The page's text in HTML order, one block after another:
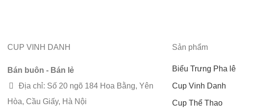
CUP VINH DANH
Bán buôn - Bán lẻ
Địa chỉ: Số 20 ngõ 184 Hoa Bằng, Yên
Hòa, Cầu Giấy, Hà Nội
Sản phẩm
Biểu Trưng Pha lê
Cup Vinh Danh
Cup Thể Thao